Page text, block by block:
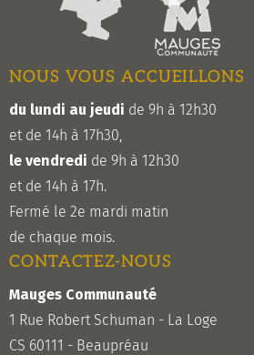
NOUS VOUS ACCUEILLONS
du lundi au jeudi de 9h à 12h30
et de 14h à 17h30,
le vendredi de 9h à 12h30
et de 14h à 17h.
Fermé le 2e mardi matin
de chaque mois.
CONTACTEZ-NOUS
Mauges Communauté
1 Rue Robert Schuman - La Loge
CS 60111 - Beaupréau